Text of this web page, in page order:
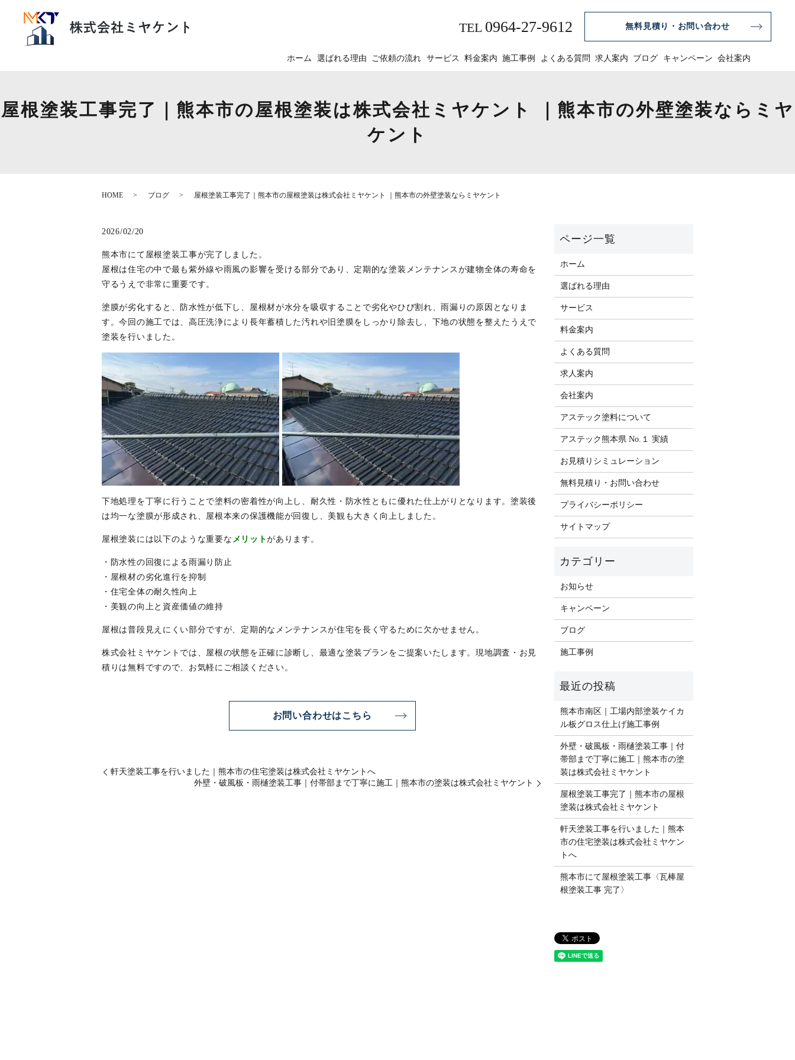
ホーム 選ばれる理由 ご依頼の流れ サービス 料金案内 施工事例 よくある質問 求人案内 ブログ キャンペーン 会社案内
TEL 0964-27-9612 無料見積り・お問い合わせ
屋根塗装工事完了｜熊本市の屋根塗装は株式会社ミヤケント ｜熊本市の外壁塗装ならミヤ
ケント
HOME ブログ 屋根塗装工事完了｜熊本市の屋根塗装は株式会社ミヤケント ｜熊本市の外壁塗装ならミヤケント
2026/02/20
熊本市にて屋根塗装工事が完了しました。
屋根は住宅の中で最も紫外線や雨風の影響を受ける部分であり、定期的な塗装メンテナンスが建物全体の寿命を
守るうえで非常に重要です。
塗膜が劣化すると、防水性が低下し、屋根材が水分を吸収することで劣化やひび割れ、雨漏りの原因となりま
す。今回の施工では、高圧洗浄により長年蓄積した汚れや旧塗膜をしっかり除去し、下地の状態を整えたうえで
塗装を行いました。
下地処理を丁寧に行うことで塗料の密着性が向上し、耐久性・防水性ともに優れた仕上がりとなります。塗装後
は均一な塗膜が形成され、屋根本来の保護機能が回復し、美観も大きく向上しました。
屋根塗装には以下のような重要な メリットがあります。
・防水性の回復による雨漏り防止
・屋根材の劣化進行を抑制
・住宅全体の耐久性向上
・美観の向上と資産価値の維持
屋根は普段見えにくい部分ですが、定期的なメンテナンスが住宅を長く守るために欠かせません。
株式会社ミヤケントでは、屋根の状態を正確に診断し、最適な塗装プランをご提案いたします。現地調査・お見
積りは無料ですので、お気軽にご相談ください。
お問い合わせはこちら
軒天塗装工事を行いました｜熊本市の住宅塗装は株式会社ミヤケントへ
外壁・破風板・雨樋塗装工事｜付帯部まで丁寧に施工｜熊本市の塗装は株式会社ミヤケント
ホーム
選ばれる理由
サービス
料金案内
よくある質問
求人案内
会社案内
アステック塗料について
アステック熊本県 No.１ 実績
お見積りシミュレーション
無料見積り・お問い合わせ
プライバシーポリシー
サイトマップ
お知らせ
キャンペーン
ブログ
施工事例
熊本市南区｜工場内部塗装ケイカ
ル板グロス仕上げ施工事例
外壁・破風板・雨樋塗装工事｜付
帯部まで丁寧に施工｜熊本市の塗
装は株式会社ミヤケント
屋根塗装工事完了｜熊本市の屋根
塗装は株式会社ミヤケント
軒天塗装工事を行いました｜熊本
市の住宅塗装は株式会社ミヤケン
トへ
熊本市にて屋根塗装工事〈瓦棒屋
根塗装工事 完了〉